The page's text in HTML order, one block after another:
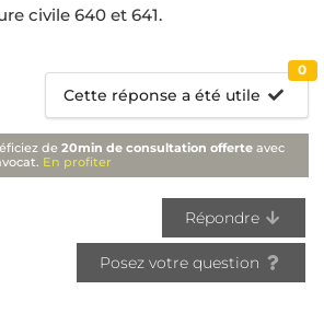
civile 640 et 641.
Cette réponse a été utile
0
de20min de consultation offerte avec
En profiter
Répondre
Posez votre question